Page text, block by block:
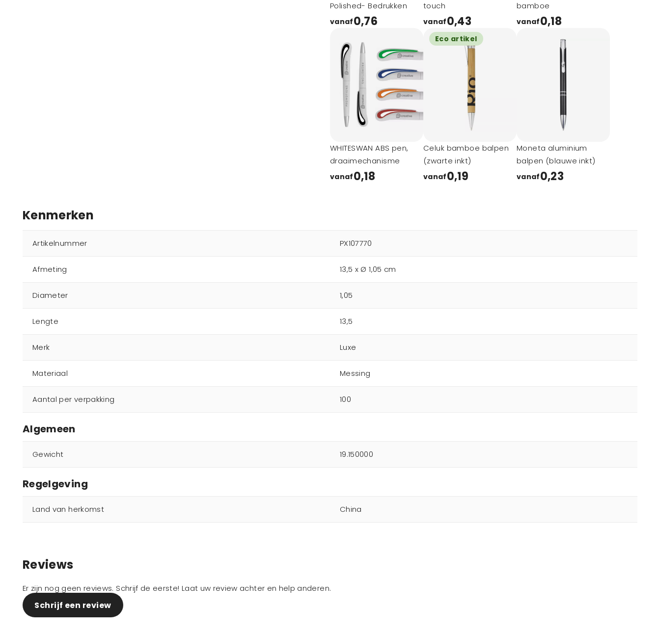
Polished- Bedrukken
vanaf0,76
touch
vanaf0,43
bamboe
vanaf0,18
WHITESWAN ABS pen,
draaimechanisme
vanaf0,18
Eco artikel
Celuk bamboe balpen
(zwarte inkt)
vanaf0,19
Moneta aluminium
balpen (blauwe inkt)
vanaf0,23
Kenmerken
Artikelnummer PX107770
Afmeting 13,5 x Ø 1,05 cm
Diameter 1,05
Lengte 13,5
Merk Luxe
Materiaal Messing
Aantal per verpakking 100
Algemeen
Gewicht 19.150000
Regelgeving
Land van herkomst China
Reviews
Er zijn nog geen reviews. Schrijf de eerste! Laat uw review achter en help anderen.
Schrijf een review